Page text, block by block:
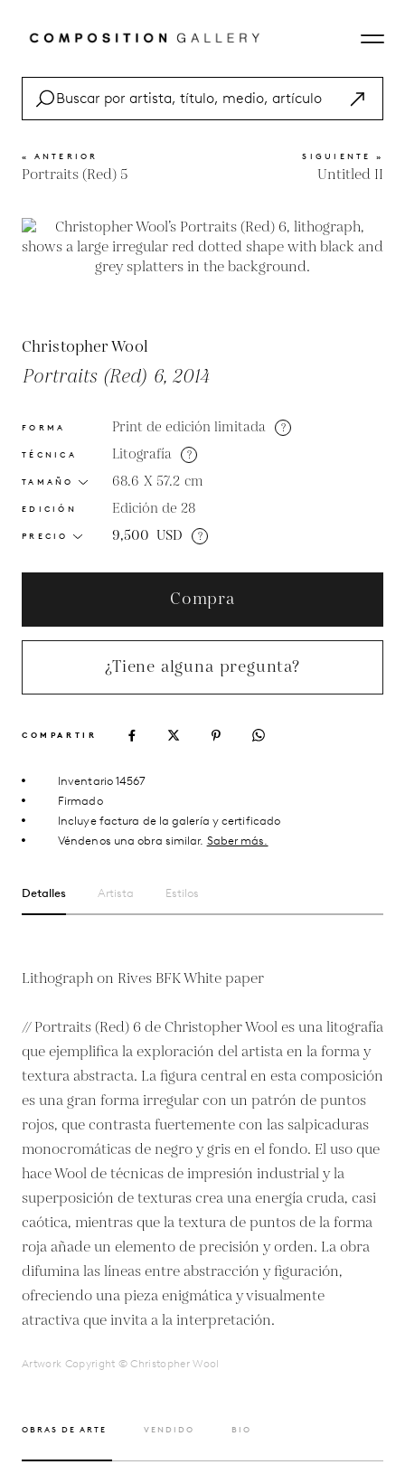
« ANTERIOR
Portraits (Red) 5
SIGUIENTE »
Untitled II
Christopher Wool
Portraits (Red) 6, 2014
FORMA Print de edición limitada ?
TÉCNICA Litografía ?
TAMAÑO 68.6 X 57.2 cm
EDICIÓN Edición de 28
PRECIO 9,500 USD ?
Compra
¿Tiene alguna pregunta?
COMPARTIR
Inventario 14567
Firmado
Incluye factura de la galería y certificado
Véndenos una obra similar. Saber más.
Detalles Artista Estilos
Lithograph on Rives BFK White paper
// Portraits (Red) 6 de Christopher Wool es una litografía
que ejemplifica la exploración del artista en la forma y
textura abstracta. La figura central en esta composición
es una gran forma irregular con un patrón de puntos
rojos, que contrasta fuertemente con las salpicaduras
monocromáticas de negro y gris en el fondo. El uso que
hace Wool de técnicas de impresión industrial y la
superposición de texturas crea una energía cruda, casi
caótica, mientras que la textura de puntos de la forma
roja añade un elemento de precisión y orden. La obra
difumina las líneas entre abstracción y figuración,
ofreciendo una pieza enigmática y visualmente
atractiva que invita a la interpretación.
Artwork Copyright © Christopher Wool
OBRAS DE ARTE VENDIDO BIO